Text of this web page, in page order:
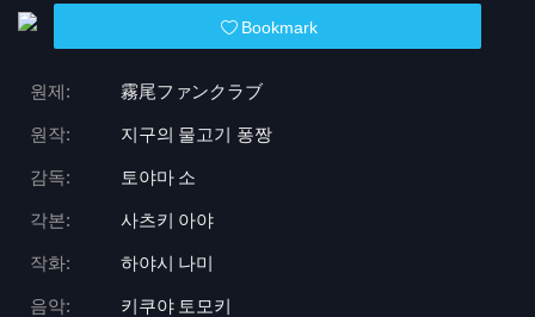
Bookmark
원제: 霧尾ファンクラブ
원작: 지구의 물고기 퐁짱
감독: 토야마 소
각본: 사츠키 아야
작화: 하야시 나미
음악: 키쿠야 토모키